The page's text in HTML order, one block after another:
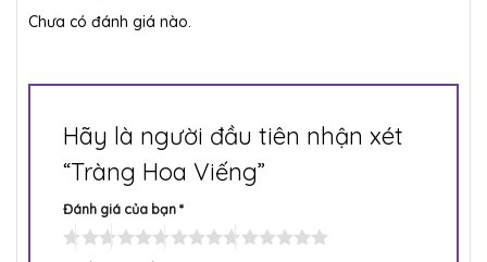
Chưa có đánh giá nào.
Hãy là người đầu tiên nhận xét
“Tràng Hoa Viếng”
Đánh giá của bạn*